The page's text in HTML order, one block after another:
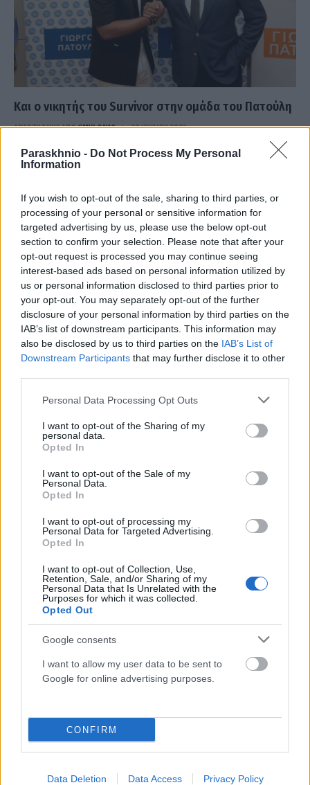
Paraskhnio - Do Not Process My Personal
Information
If you wish to opt-out of the sale, sharing to third parties, or
processing of your personal or sensitive information for
targeted advertising by us, please use the below opt-out
section to confirm your selection. Please note that after your
opt-out request is processed you may continue seeing
interest-based ads based on personal information utilized by
us or personal information disclosed to third parties prior to
your opt-out. You may separately opt-out of the further
disclosure of your personal information by third parties on the
IAB’s list of downstream participants. This information may
also be disclosed by us to third parties on the IAB’s List of
Downstream Participants that may further disclose it to other
Please note that this website/app uses one or more Google
not limited to your visit or usage behaviour. You may click to
grant or deny consent to Google and its third-party tags to
use your data for below specified purposes in below Google
consent section.
Personal Data Processing Opt Outs
I want to opt-out of the Sharing of my
personal data.
Opted In
I want to opt-out of the Sale of my
Personal Data.
Opted In
I want to opt-out of processing my
Personal Data for Targeted Advertising.
Opted In
I want to opt-out of Collection, Use,
Retention, Sale, and/or Sharing of my
Personal Data that Is Unrelated with the
Purposes for which it was collected.
Opted Out
Google consents
I want to allow my user data to be sent to
Google for online advertising purposes.
CONFIRM
Data Deletion Data Access Privacy Policy
Και ο νικητής του Survivor στην ομάδα του Πατούλη
ΑΝΑΡΤΗΘΗΚΕ ΑΠΟGMYLONAS 29 ΙΟΥΛΊΟΥ 2023
Ο Περιφερειάρχης Αττικής και επικεφαλής της παράταξης «Νέα
Αρχή για την Αττική» Γ. Πατούλης, ανακοίνωσε τη συμμετοχή του
Σάκης Κατσούλης, νικητής του Survivor 4: Ήθελα να
ζήσω αυτό το μεγάλο όνειρο!
ΑΝΑΡΤΗΘΗΚΕ ΑΠΟCHRISTOSGAN
ολοκληρώθηκε το βράδυ της Δευτέρας (5/7). Στο κατάμεστο
Άλσος Γαλατσίου βρέθηκαν πάλι οι…